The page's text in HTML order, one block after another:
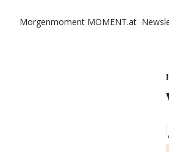
Morgenmoment MOMENT.at